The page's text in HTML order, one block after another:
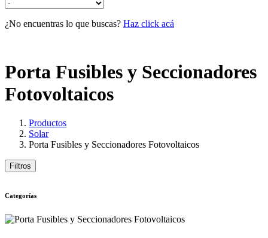
¿No encuentras lo que buscas? Haz click acá
Porta Fusibles y Seccionadores
Fotovoltaicos
Productos
Solar
Porta Fusibles y Seccionadores Fotovoltaicos
Filtros
Categorías